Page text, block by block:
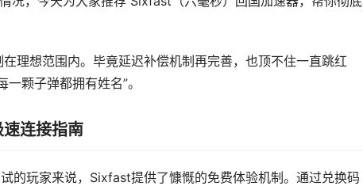
理想范围内。毕竟延迟补偿机制再完善，也顶不住一直跳红
颗子弹都拥有姓名”。
连接指南
的玩家来说，Sixfast提供了慷慨的免费体验机制。通过兑换码